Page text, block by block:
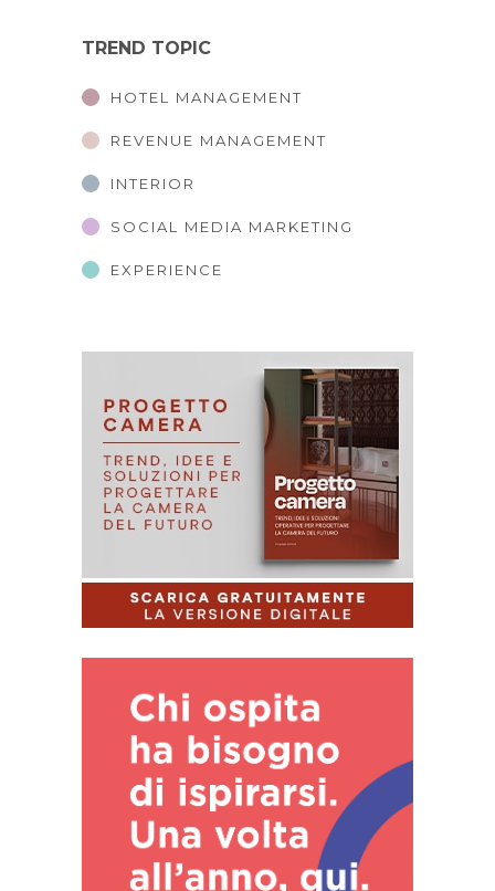
TREND TOPIC
HOTEL MANAGEMENT
REVENUE MANAGEMENT
INTERIOR
SOCIAL MEDIA MARKETING
EXPERIENCE